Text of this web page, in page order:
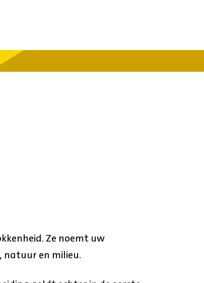
Ze noemt uw
natuur en milieu.